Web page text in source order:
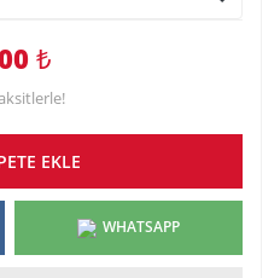
₺
EKLE
WHATSAPP